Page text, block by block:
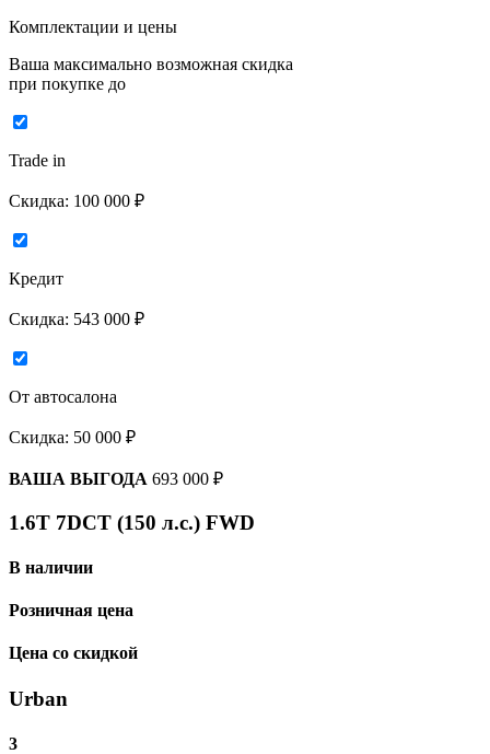
Комплектации и цены
Ваша максимально возможная скидка
при покупке до
Trade in
Скидка: 100 000 ₽
Кредит
Скидка: 543 000 ₽
От автосалона
Скидка: 50 000 ₽
ВАША ВЫГОДА 693 000 ₽
1.6T 7DCT (150 л.с.) FWD
В наличии
Розничная цена
Цена со скидкой
Urban
3